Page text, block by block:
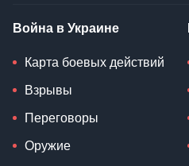
Война в Украине
Карта боевых действий
Взрывы
Переговоры
Оружие